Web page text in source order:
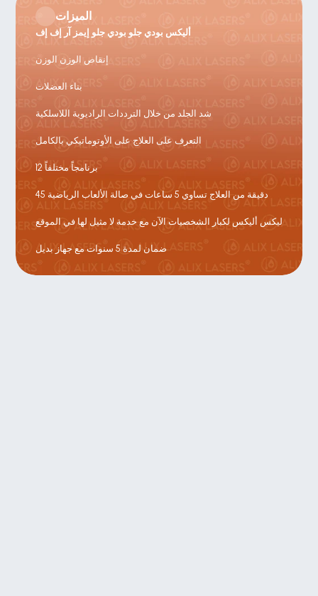
الميزات
أليكس بودي جلو بودي جلو إيمز آر إف إف
إنقاص الوزن الوزن
بناء العضلات
شد الجلد من خلال الترددات الراديوية اللاسلكية
التعرف على العلاج على الأوتوماتيكي بالكامل
12 برنامجاً مختلفاً
45 دقيقة من العلاج تساوي 5 ساعات في صالة الألعاب الرياضية
نادي أليكس أليكس لكبار الشخصيات الآن مع خدمة لا مثيل لها في الموقع
ضمان لمدة 5 سنوات مع جهاز بديل